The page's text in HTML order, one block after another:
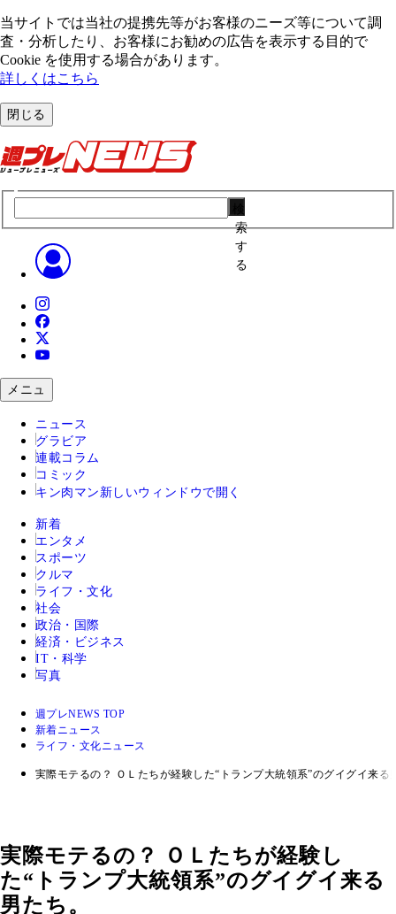
当サイトでは当社の提携先等がお客様のニーズ等について調
査・分析したり、お客様にお勧めの広告を表⽰する⽬的で
Cookie を使⽤する場合があります。
詳しくはこちら
閉じる
索
す
る
メニュ
ニュース
グラビア
連載コラム
コミック
キン肉マン 新しいウィンドウで開く
新着
エンタメ
スポーツ
クルマ
ライフ・文化
社会
政治・国際
経済・ビジネス
IT・科学
写真
週プレNEWS TOP
新着ニュース
ライフ・文化ニュース
実際モテるの？ ＯＬたちが経験した“トランプ大統領系”のグイグイ来る
実際モテるの？ ＯＬたちが経験し
た“トランプ大統領系”のグイグイ来る
男たち。